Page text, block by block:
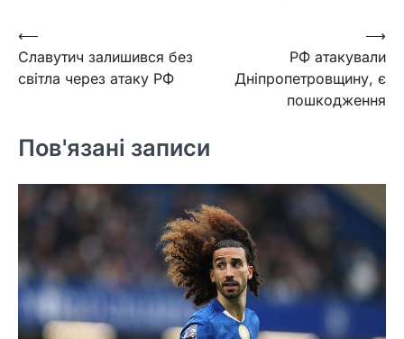
Навігація
записів
⟵
Славутич залишився без
світла через атаку РФ
РФ атакували
Дніпропетровщину, є
пошкодження
⟶
Пов'язані записи